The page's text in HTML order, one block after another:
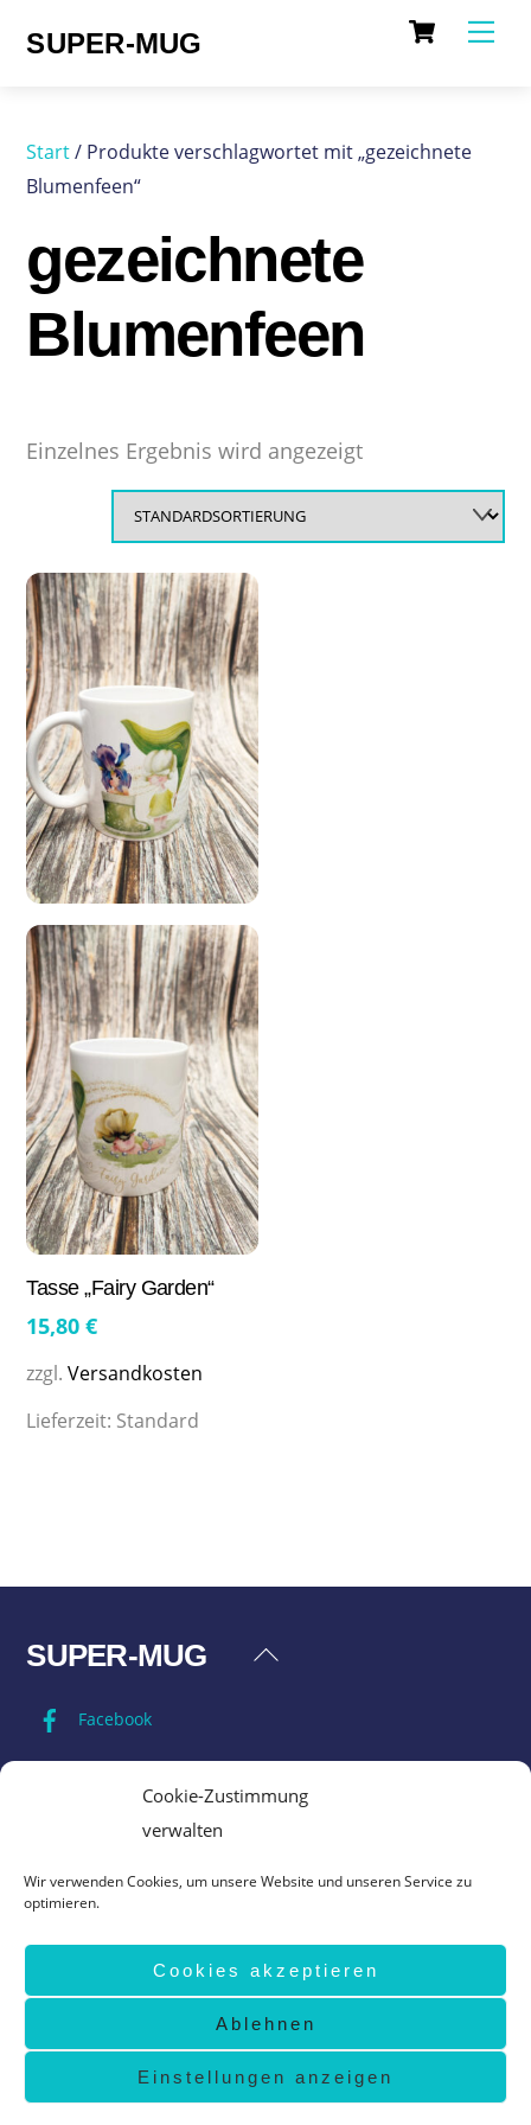
Cookie-Zustimmung
verwalten
Wir verwenden Cookies, um unsere Website und unseren Service zu
optimieren.
Cookies akzeptieren
Ablehnen
Einstellungen anzeigen
Cart
SUPER-MUG
Start/ Produkte verschlagwortet mit „gezeichnete
Blumenfeen“
gezeichnete
Blumenfeen
Einzelnes Ergebnis wird angezeigt
Tasse „Fairy Garden“
15,80€
zzgl.Versandkosten
Lieferzeit: Standard
Back
SUPER-MUG
Facebook
Vertrag widerrufen
Super-Mug 2026 design bywww.grafik-ewald.de